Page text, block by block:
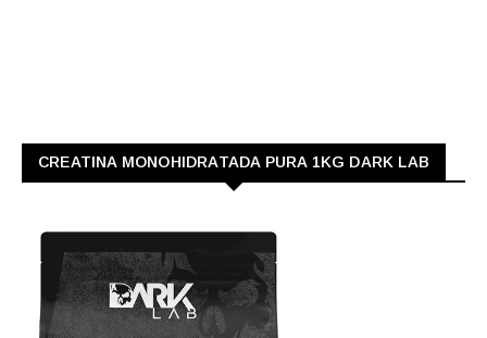
CREATINA MONOHIDRATADA PURA 1KG DARK LAB